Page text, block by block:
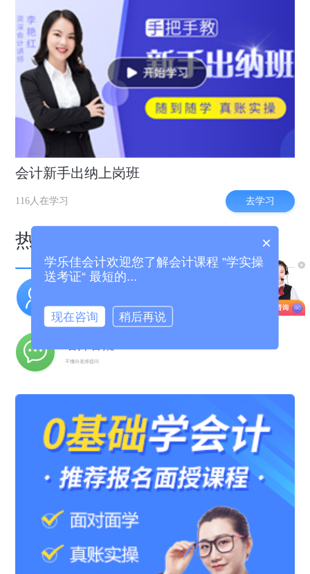
会计新手出纳上岗班
116人在学习 去学习
热门专区
老会计经验分享
不懂向老师提问
×
学乐佳会计欢迎您了解会计课程 ”学实操
送考证“ 最短的...
现在咨询 稍后再说